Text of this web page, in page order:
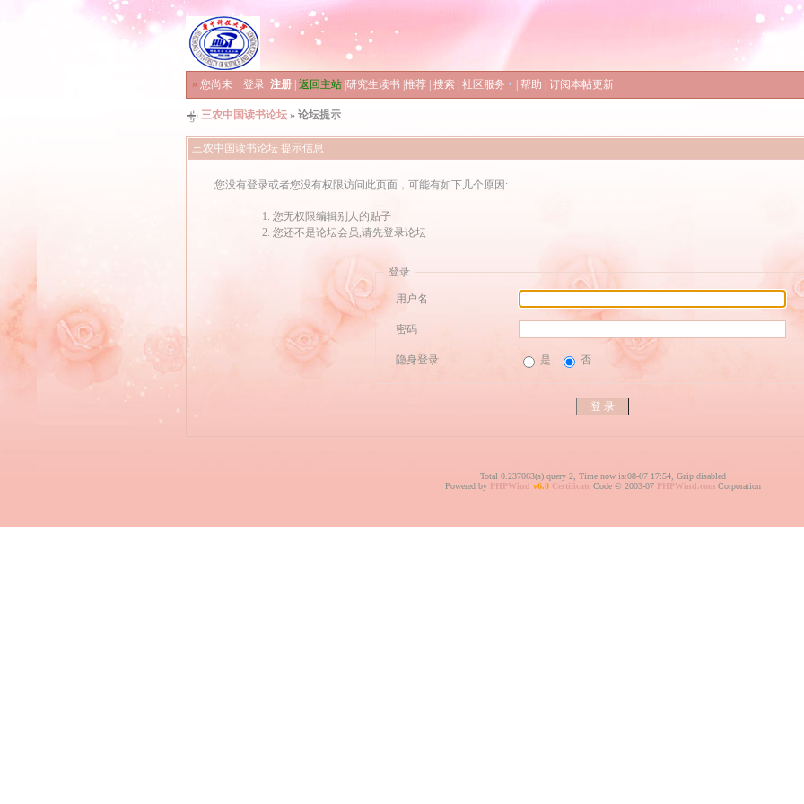
» 您尚未 登录 注册 返回主站 研究生读书 推荐 搜索 社区服务 帮助 订阅本帖更新
三农中国读书论坛 » 论坛提示
三农中国读书论坛 提示信息
您没有登录或者您没有权限访问此页面，可能有如下几个原因:
您无权限编辑别人的贴子
您还不是论坛会员,请先登录论坛
登录
用户名
密码
隐身登录 是 否
Total 0.237063(s) query 2, Time now is:08-07 17:54, Gzip disabled
Powered by PHPWind v6.0 Certificate Code © 2003-07 PHPWind.com Corporation